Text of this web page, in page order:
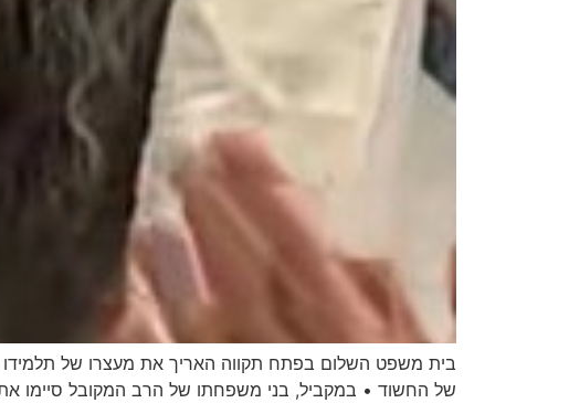
בית משפט השלום בפתח תקווה האריך את מעצרו של
של החשוד • במקביל, בני משפחתו של הרב המקובל סיימו